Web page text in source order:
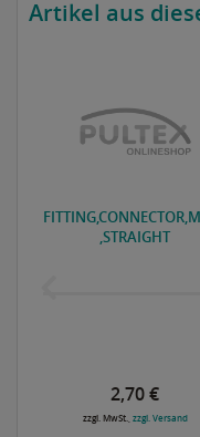
Artikel aus
,STRAIGHT
2,70 €
zzgl. MwSt., zzgl. Versand